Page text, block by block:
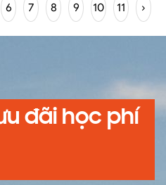
6 7 8 9 10 11 ›
đãi học phí